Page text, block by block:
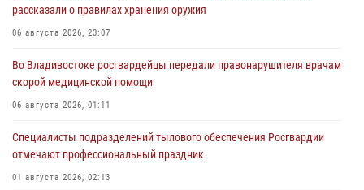
рассказали о правилах хранения оружия
06 августа 2026, 23:07
Во Владивостоке росгвардейцы передали правонарушителя врачам
скорой медицинской помощи
06 августа 2026, 01:11
Специалисты подразделений тылового обеспечения Росгвардии
отмечают профессиональный праздник
01 августа 2026, 02:13